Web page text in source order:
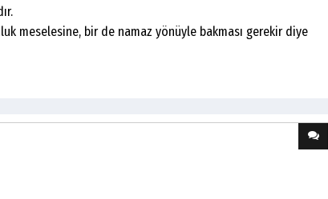
bir de namaz yönüyle bakması gerekir diye